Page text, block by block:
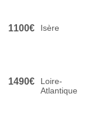
1100€ Isère
1490€
Loire-
Atlantique